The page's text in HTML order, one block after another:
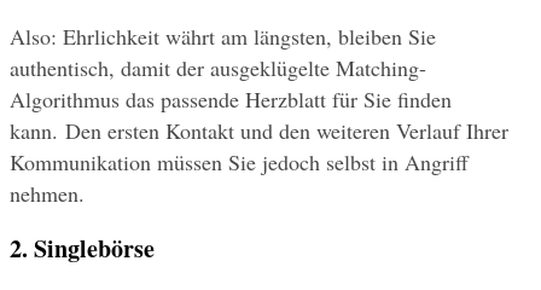
Also: Ehrlichkeit währt am längsten, bleiben Sie
authentisch, damit der ausgeklügelte Matching-
Algorithmus das passende Herzblatt für Sie finden
kann. Den ersten Kontakt und den weiteren Verlauf Ihrer
Kommunikation müssen Sie jedoch selbst in Angriff
nehmen.
2. Singlebörse